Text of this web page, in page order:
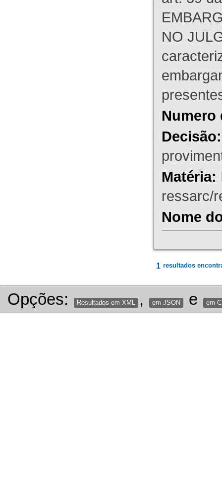
NO
Numero
Decisão:
Matéria:
ressarc/
Nome
1 resultados
Opções: Resultados em XML , em JSON e em